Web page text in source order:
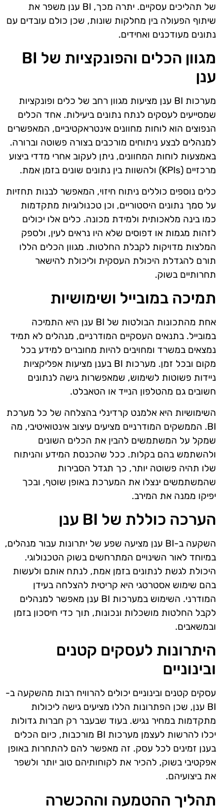
של תהליכים עסקיים. יתרה מכך, BI ענן משפר את
שיתוף הפעולה בין מחלקות שונות, שכן כולם עובדים עם
נתונים מעודכנים ואחידים.
מגוון הכלים והפונקציות של BI
ענן
מערכות BI ענן מציעות מגוון רחב של כלים ופונקציות
שמסייעים לעסקים לנתח נתונים ביעילות. אחד הכלים
הנפוצים הוא לוחות מחוונים אינטראקטיביים, המאפשרים
למנהלים לבצע ניתוחים מורכבים בצורה פשוטה וברורה.
באמצעות לוחות המחוונים, ניתן לעקוב אחרי מדדי ביצוע
מרכזיים (KPIs) ולהשוות בין נתונים שונים בזמן אמת.
כלים נוספים כוללים ניתוח חיזוי, המאפשר לבנות תחזיות
על סמך נתונים היסטוריים, וכן טכנולוגיות מתקדמות
כמו בינה מלאכותית ולמידת מכונה. כלים אלו יכולים
לזהות מגמות או דפוסים שלא היו נראים לעין, ולספק
המלצות מדויקות לקבלת החלטות. מגוון הכלים הללו
תורם להגדלת היכולת העסקית וליכולת להישאר
תחרותיים בשוק.
תמיכה במובייל ושימושיות
אחת מהתכונות הבולטות של BI ענן היא התמיכה
במובייל. בתנאים העסקיים המודרניים, מנהלים לא תמיד
נמצאים במשרד ומחויבים להיות מחוברים למידע בכל
מקום ובכל זמן. מערכות BI בענן מציעות אפליקציות
ניידות פשוטות לשימוש, שמאפשרות גישה לנתונים
חשובים גם מהטלפון הנייד או הטאבלט.
השימושיות היא אלמנט קרדינלי בהצלחה של כל מערכת
BI. הממשקים המודרניים מציעים עיצוב אינטואיטיבי, מה
שמקל על המשתמשים להבין את הכלים השונים
ולהשתמש בהם בקלות. ככל שהכנסת המידע והניתוח
שלו תהיה פשוטה יותר, כך תגדל הסבירות
שהמשתמשים ינצלו את המערכת באופן שוטף, ובכך
יפיקו ממנה את המירב.
הערכה כוללת של BI ענן
השקעה ב-BI ענן מציעה שפע של יתרונות עבור מנהלים,
במיוחד לאור השינויים המתרחשים בשוק הטכנולוגי.
היכולת לגשת לנתונים בזמן אמת, לנתח אותם ולעשות
בהם שימוש אסטרטגי היא קריטית להצלחה בעידן
המודרני. השימוש במערכות BI ענן מאפשר למנהלים
לקבל החלטות מושכלות ונכונות, תוך כדי חיסכון בזמן
ובמשאבים.
היתרונות לעסקים קטנים
ובינוניים
עסקים קטנים ובינוניים יכולים להרוויח רבות מהשקעה ב-
BI ענן, שכן הפתרונות הללו מציעים גישה ליכולות
מתקדמות במחיר נגיש. בעוד שבעבר רק חברות גדולות
יכלו להרשות לעצמן מערכות BI מורכבות, כיום הכלים
בענן זמינים לכל עסק. זה מאפשר להם להתחרות באופן
אפקטיבי בשוק, להכיר את לקוחותיהם טוב יותר ולשפר
את ביצועיהם.
תהליך ההטמעה וההכשרה